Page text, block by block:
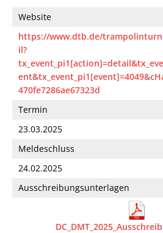
Website
https://www.dtb.de/
il?
470fe7286ae67323d
Termin
23.03.2025
Meldeschluss
24.02.2025
Ausschreibungsunterlagen